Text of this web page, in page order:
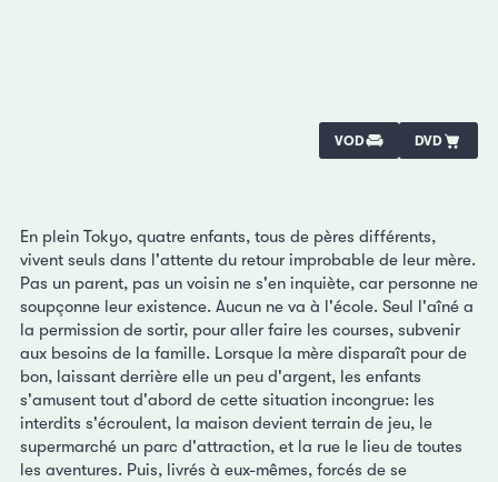
VOD DVD
En plein Tokyo, quatre enfants, tous de pères différents,
vivent seuls dans l'attente du retour improbable de leur mère.
Pas un parent, pas un voisin ne s'en inquiète, car personne ne
soupçonne leur existence. Aucun ne va à l'école. Seul l'aîné a
la permission de sortir, pour aller faire les courses, subvenir
aux besoins de la famille. Lorsque la mère disparaît pour de
bon, laissant derrière elle un peu d'argent, les enfants
s'amusent tout d'abord de cette situation incongrue: les
interdits s'écroulent, la maison devient terrain de jeu, le
supermarché un parc d'attraction, et la rue le lieu de toutes
les aventures. Puis, livrés à eux-mêmes, forcés de se